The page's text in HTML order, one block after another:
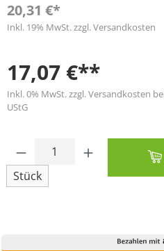
20,31 €*
Inkl. 19% MwSt. zzgl. Versandkosten
17,07 €**
Inkl. 0% MwSt. zzgl. Versandkosten
UStG
Produkt Anzahl:
Stück